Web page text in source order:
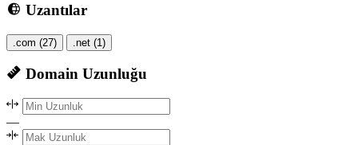
Uzantılar
.com (27) .net (1)
Domain Uzunluğu
—